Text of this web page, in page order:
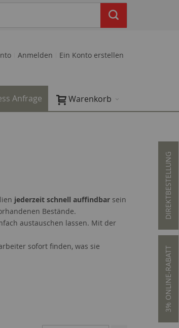
Anmelden Ein Konto erstellen
Warenkorb
Anfrage
jederzeit schnell auffindbarsein
Bestände.
austauschen lassen. Mit der
sofort finden, was sie
DIREKTBESTELLUNG
3% ONLINE-RABATT